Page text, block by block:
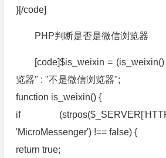
}[/code]
PHP判断是否是微信浏览器
[code]$is_weixin =
览器" : "不是微信浏览器";
function is_weixin() {
if
'MicroMessenger') !== false) {
return true;